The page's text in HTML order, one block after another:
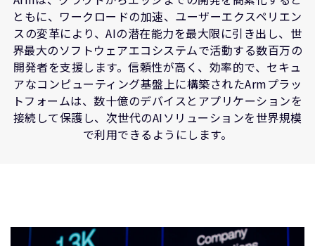
グローバル本社
110 Fulbourn Road
Cambridge, UK
CB1 9NJ
Tel: + 44(1223) 400 400 [main reception]
Fax: + 44(1223) 400 410
全てのオフィスを見る
ともに、ワークロードの加速、ユーザーエクスペリエン
スの変革により、AIの潜在能力を最大限に引き出し、世
界最大のソフトウェアエコシステムで活動する数百万の
開発者を支援します。信頼性が高く、効率的で、セキュ
アなコンピューティング基盤上に構築されたArmプラッ
トフォームは、数十億のデバイスとアプリケーションを
接続して保護し、次世代のAIソリューションを世界規模
で利用できるようにします。